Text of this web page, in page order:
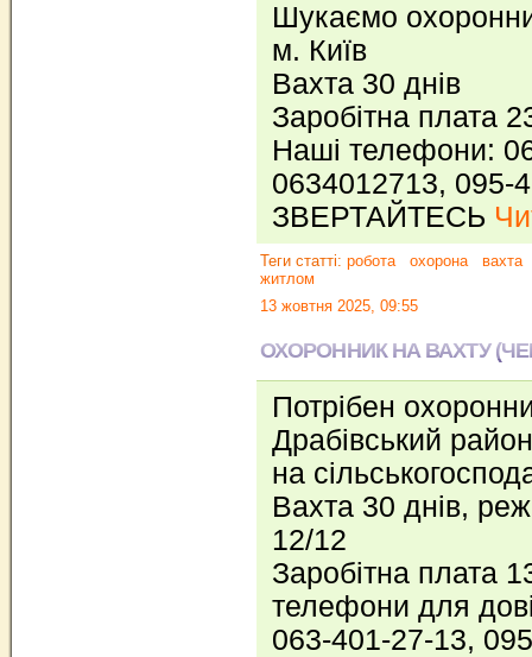
Шукаємо
м. Київ
Вахта 30 днів
Заробітна плата
Наші телефони:
0634012713, 095-
ЗВЕРТАЙТЕСЬ
Теги статті: робота охорона
вахта
житлом
13 жовтня 2025, 09:55
ОХОРОННИК НА ВАХТУ
Потрібен
Драбівський
на
Вахта 30 днів,
12/12
Заробітна плата
телефони для
063-401-27-13,